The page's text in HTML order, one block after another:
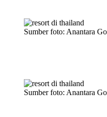
Sumber foto: Anantara
Sumber foto: Anantara